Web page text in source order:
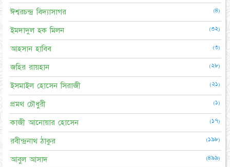
ঈশ্বরচন্দ্র বিদ্যাসাগর (৪)
ইমদাদুল হক মিলন (৩২)
আহসান হাবিব (৩)
জহির রায়হান (২৮)
ইসমাইল হোসেন সিরাজী (২১)
প্রমথ চৌধুরী (১)
কাজী আনোয়ার হোসেন (১৭)
রবীন্দ্রনাথ ঠাকুর (১৯৮)
আবুল আসাদ (৪৯৯)